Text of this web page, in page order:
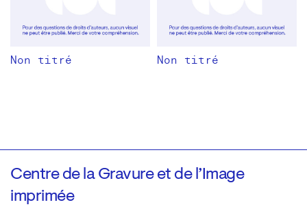
Non titré Non titré
Centre de la Gravure et de l’Image
imprimée